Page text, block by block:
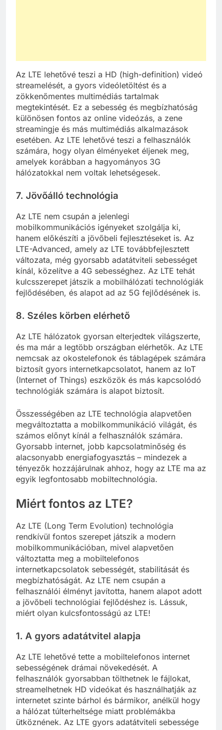
Az LTE lehetővé teszi a HD (high-definition) videó
streamelését, a gyors videóletöltést és a
zökkenőmentes multimédiás tartalmak
megtekintését. Ez a sebesség és megbízhatóság
különösen fontos az online videózás, a zene
streamingje és más multimédiás alkalmazások
esetében. Az LTE lehetővé teszi a felhasználók
számára, hogy olyan élményeket éljenek meg,
amelyek korábban a hagyományos 3G
hálózatokkal nem voltak lehetségesek.
7. Jövőálló technológia
Az LTE nem csupán a jelenlegi
mobilkommunikációs igényeket szolgálja ki,
hanem előkészíti a jövőbeli fejlesztéseket is. Az
LTE-Advanced, amely az LTE továbbfejlesztett
változata, még gyorsabb adatátviteli sebességet
kínál, közelítve a 4G sebességhez. Az LTE tehát
kulcsszerepet játszik a mobilhálózati technológiák
fejlődésében, és alapot ad az 5G fejlődésének is.
8. Széles körben elérhető
Az LTE hálózatok gyorsan elterjedtek világszerte,
és ma már a legtöbb országban elérhetők. Az LTE
nemcsak az okostelefonok és táblagépek számára
biztosít gyors internetkapcsolatot, hanem az IoT
(Internet of Things) eszközök és más kapcsolódó
technológiák számára is alapot biztosít.
Összességében az LTE technológia alapvetően
megváltoztatta a mobilkommunikáció világát, és
számos előnyt kínál a felhasználók számára.
Gyorsabb internet, jobb kapcsolatminőség és
alacsonyabb energiafogyasztás – mindezek a
tényezők hozzájárulnak ahhoz, hogy az LTE ma az
egyik legfontosabb mobiltechnológia.
Miért fontos az LTE?
Az LTE (Long Term Evolution) technológia
rendkívül fontos szerepet játszik a modern
mobilkommunikációban, mivel alapvetően
változtatta meg a mobiltelefonos
internetkapcsolatok sebességét, stabilitását és
megbízhatóságát. Az LTE nem csupán a
felhasználói élményt javította, hanem alapot adott
a jövőbeli technológiai fejlődéshez is. Lássuk,
miért olyan kulcsfontosságú az LTE!
1. A gyors adatátvitel alapja
Az LTE lehetővé tette a mobiltelefonos internet
sebességének drámai növekedését. A
felhasználók gyorsabban tölthetnek le fájlokat,
streamelhetnek HD videókat és használhatják az
internetet szinte bárhol és bármikor, anélkül hogy
a hálózat túlterheltsége miatt problémákba
ütköznének. Az LTE gyors adatátviteli sebessége